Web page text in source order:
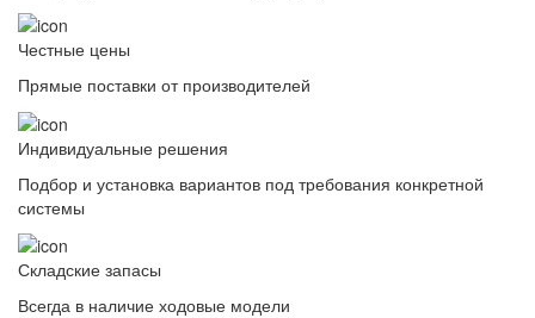
Честные цены
Прямые поставки от производителей
Индивидуальные решения
Подбор и установка вариантов под требования конкретной
системы
Складские запасы
Всегда в наличие ходовые модели